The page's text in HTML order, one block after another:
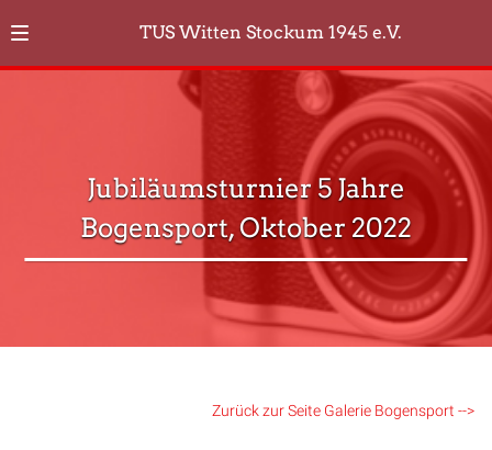
TUS Witten Stockum 1945 e.V.
Jubiläumsturnier 5 Jahre
Bogensport, Oktober 2022
Zurück zur Seite Galerie Bogensport -->